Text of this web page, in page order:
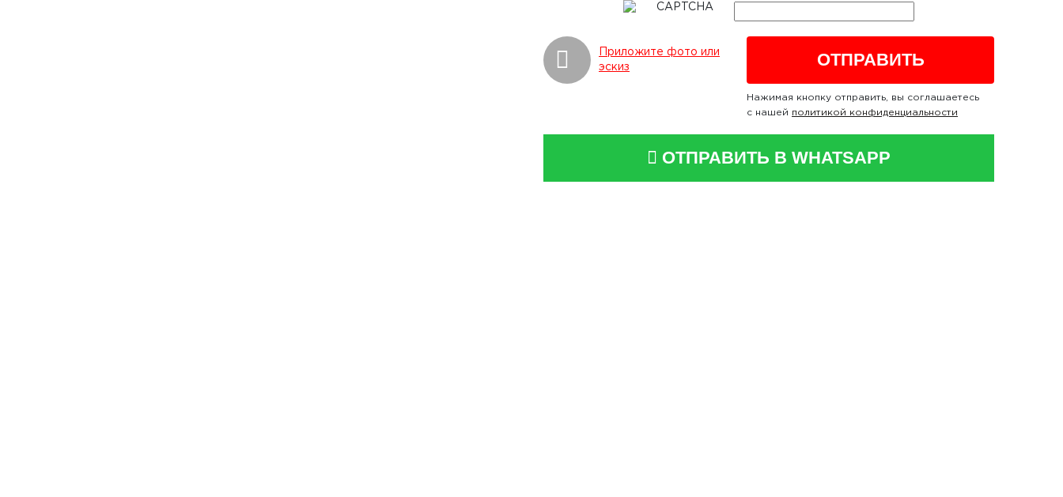
Приложите фото или
эскиз
Нажимая кнопку отправить, вы соглашаетесь
с нашей политикой конфиденциальности
ОТПРАВИТЬ В WHATSAPP